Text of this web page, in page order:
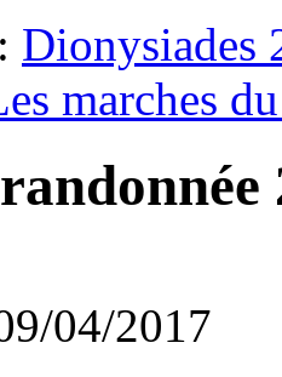
Dionysiades
marches
04/2017